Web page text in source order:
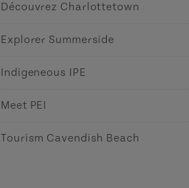
Découvrez Charlottetown
Explorer Summerside
Indigeneous IPE
Meet PEI
Tourism Cavendish Beach